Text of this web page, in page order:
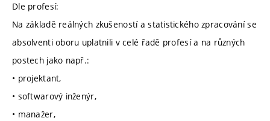
Dle profesí:
Na základě reálných zkušeností a statistického zpracování se
absolventi oboru uplatnili v celé řadě profesí a na různých
postech jako např.:
• projektant,
• softwarový inženýr,
• manažer,